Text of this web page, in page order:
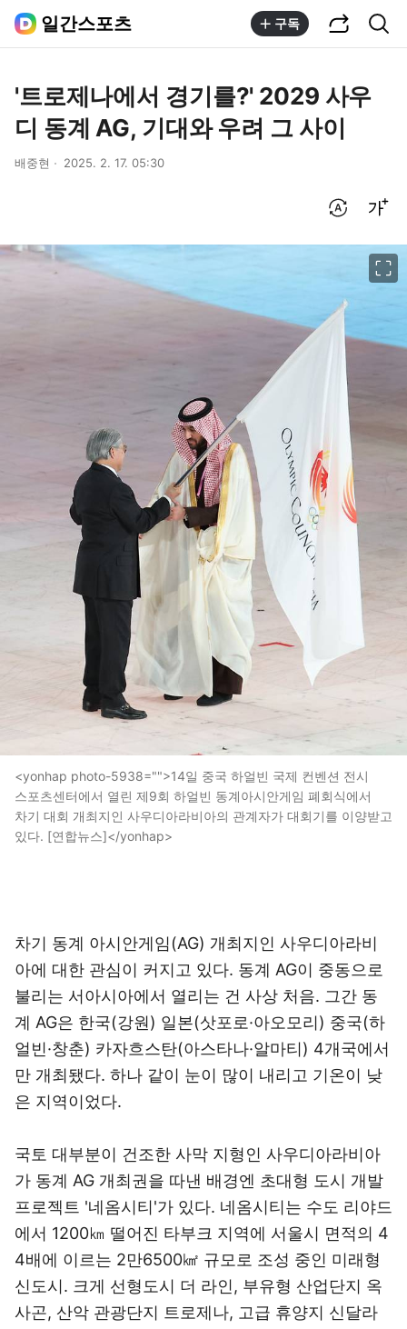
일간스포츠 구독
'트로제나에서 경기를?' 2029 사우
디 동계 AG, 기대와 우려 그 사이
배중현 2025. 2. 17. 05:30
<yonhap photo-5938="">14일 중국 하얼빈 국제 컨벤션 전시
스포츠센터에서 열린 제9회 하얼빈 동계아시안게임 폐회식에서
차기 대회 개최지인 사우디아라비아의 관계자가 대회기를 이양받고
있다. [연합뉴스]</yonhap>
차기 동계 아시안게임(AG) 개최지인 사우디아라비
아에 대한 관심이 커지고 있다. 동계 AG이 중동으로
불리는 서아시아에서 열리는 건 사상 처음. 그간 동
계 AG은 한국(강원) 일본(삿포로·아오모리) 중국(하
얼빈·창춘) 카자흐스탄(아스타나·알마티) 4개국에서
만 개최됐다. 하나 같이 눈이 많이 내리고 기온이 낮
은 지역이었다.
국토 대부분이 건조한 사막 지형인 사우디아라비아
가 동계 AG 개최권을 따낸 배경엔 초대형 도시 개발
프로젝트 '네옴시티'가 있다. 네옴시티는 수도 리야드
에서 1200㎞ 떨어진 타부크 지역에 서울시 면적의 4
4배에 이르는 2만6500㎢ 규모로 조성 중인 미래형
신도시. 크게 선형도시 더 라인, 부유형 산업단지 옥
사곤, 산악 관광단지 트로제나, 고급 휴양지 신달라